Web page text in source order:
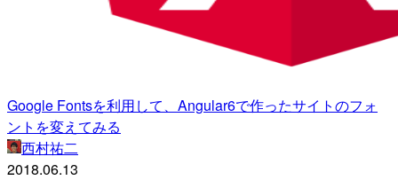
Google Fontsを利用して、Angular6で作ったサイトのフォ
ントを変えてみる
西村祐二
2018.06.13